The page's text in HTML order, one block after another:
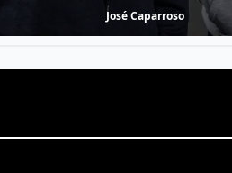
José Caparroso